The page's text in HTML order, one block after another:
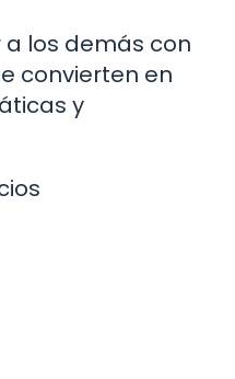
los demás con
convierten en
y